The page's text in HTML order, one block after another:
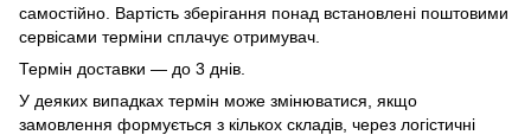
самостійно. Вартість зберігання понад вcтановлені поштовими
сервісами терміни сплачує отримувач.
Термін доставки — до 3 днів.
У деяких випадках термін може змінюватися, якщо
замовлення формується з кількох складів, через логістичні